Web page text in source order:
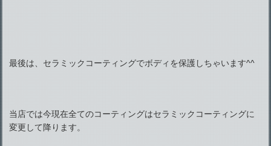
最後は、セラミックコーティングでボディを保護しちゃいます^^
当店では今現在全てのコーティングはセラミックコーティングに
変更して降ります。